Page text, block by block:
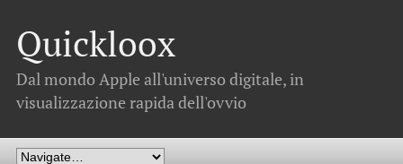
Quickloox
Dal mondo Apple all'universo digitale, in
visualizzazione rapida dell'ovvio